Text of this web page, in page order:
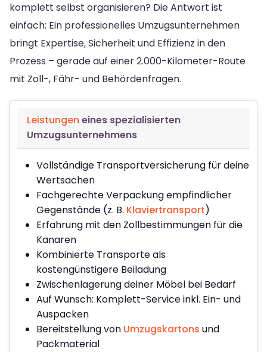
komplett selbst organisieren? Die Antwort ist
einfach: Ein professionelles Umzugsunternehmen
bringt Expertise, Sicherheit und Effizienz in den
Prozess – gerade auf einer 2.000-Kilometer-Route
mit Zoll-, Fähr- und Behördenfragen.
Leistungen eines spezialisierten
Umzugsunternehmens
Vollständige Transportversicherung für deine
Wertsachen
Fachgerechte Verpackung empfindlicher
Gegenstände (z. B. Klaviertransport)
Erfahrung mit den Zollbestimmungen für die
Kanaren
Kombinierte Transporte als
kostengünstigere Beiladung
Zwischenlagerung deiner Möbel bei Bedarf
Auf Wunsch: Komplett-Service inkl. Ein- und
Auspacken
Bereitstellung von Umzugskartons und
Packmaterial